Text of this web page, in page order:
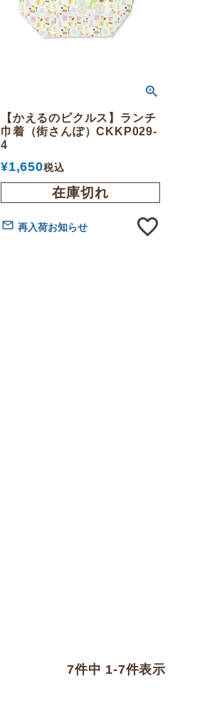
【かえるのピクルス】ランチ
巾着（街さんぽ）CKKP029-
4
¥1,650税込
在庫切れ
再入荷お知らせ
7件中 1-7件表示